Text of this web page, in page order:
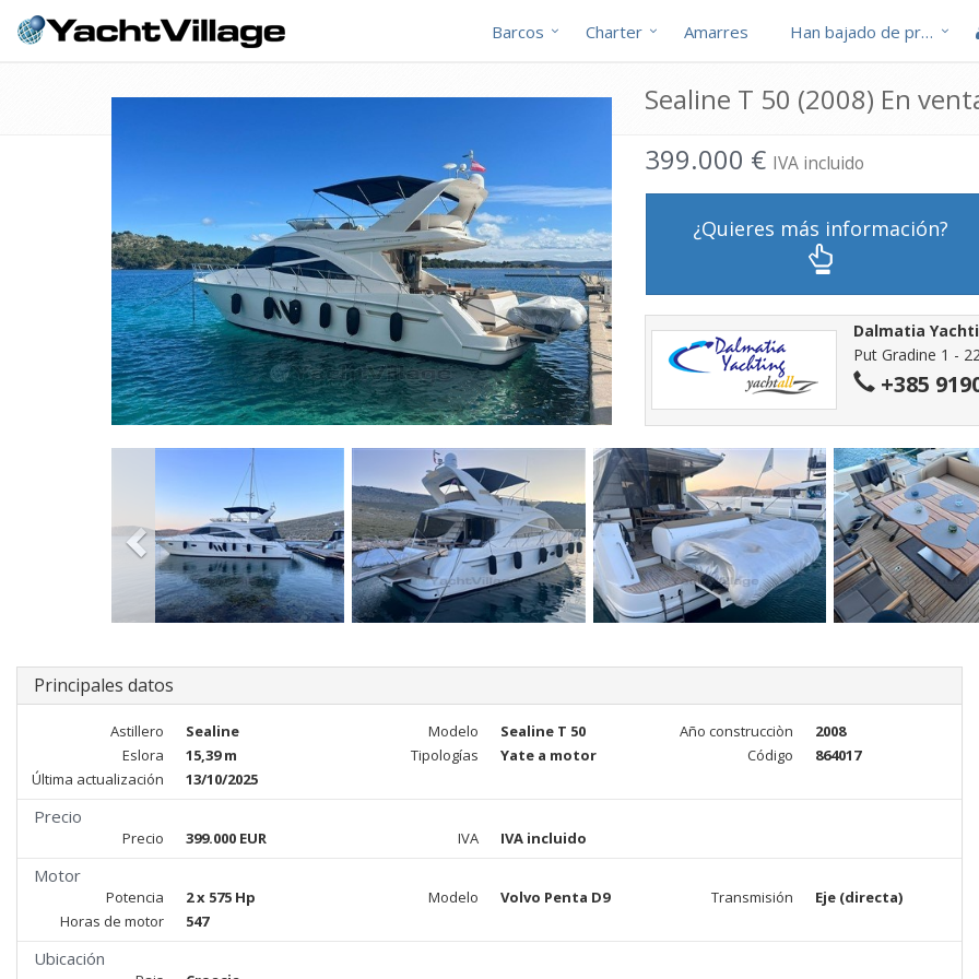
Barcos Charter Amarres Han bajado de precio
Sealine T 50 (2008) En
399.000 € IVA incluido
¿Quieres más información?
Dalmatia
Put Gradine 1 -
+385
Principales datos
Astillero Sealine Modelo Sealine T 50 Año construcciòn
2008
Eslora
15,39 m Tipologías Yate a motor Código
864017
Última actualización
13/10/2025
Precio
Precio 399.000 EUR IVA IVA incluido
Motor
Potencia 2 x 575 Hp Modelo Volvo Penta D9 Transmisión
Eje (directa)
Horas de motor
547
Ubicación